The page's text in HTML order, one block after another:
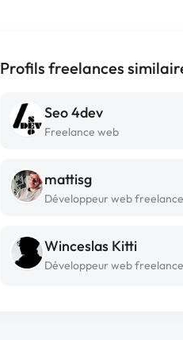
Profils freelances
Seo 4dev
Freelance web
mattisg
Développeur web freelance
Winceslas Kitti
Développeur web